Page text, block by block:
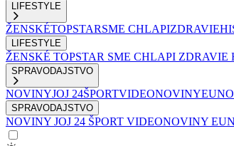
LIFESTYLE
ŽENSKÉTOPSTARSME CHLAPIZDRAVIE
LIFESTYLE
ŽENSKÉ TOPSTAR SME CHLAPI ZDRAVIE
SPRAVODAJSTVO
NOVINYJOJ 24ŠPORTVIDEONOVINY
SPRAVODAJSTVO
NOVINY JOJ 24 ŠPORT VIDEONOVINY